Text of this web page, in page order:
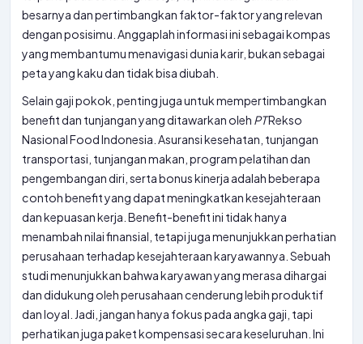
besarnya dan pertimbangkan faktor-faktor yang relevan
dengan posisimu. Anggaplah informasi ini sebagai kompas
yang membantumu menavigasi dunia karir, bukan sebagai
peta yang kaku dan tidak bisa diubah.
Selain gaji pokok, penting juga untuk mempertimbangkan
benefit dan tunjangan yang ditawarkan oleh PTRekso
Nasional Food Indonesia. Asuransi kesehatan, tunjangan
transportasi, tunjangan makan, program pelatihan dan
pengembangan diri, serta bonus kinerja adalah beberapa
contoh benefit yang dapat meningkatkan kesejahteraan
dan kepuasan kerja. Benefit-benefit ini tidak hanya
menambah nilai finansial, tetapi juga menunjukkan perhatian
perusahaan terhadap kesejahteraan karyawannya. Sebuah
studi menunjukkan bahwa karyawan yang merasa dihargai
dan didukung oleh perusahaan cenderung lebih produktif
dan loyal. Jadi, jangan hanya fokus pada angka gaji, tapi
perhatikan juga paket kompensasi secara keseluruhan. Ini